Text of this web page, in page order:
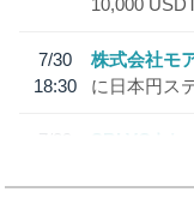
10,000
7/30
18:30
株式会社モ
に日本円ス
7/29
SBI VCト